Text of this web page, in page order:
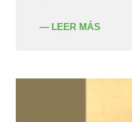
— LEER MÁS